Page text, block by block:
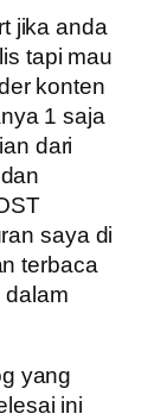
jika anda
tapi mau
konten
1 saja
dari
saya di
terbaca
dalam
yang
ini